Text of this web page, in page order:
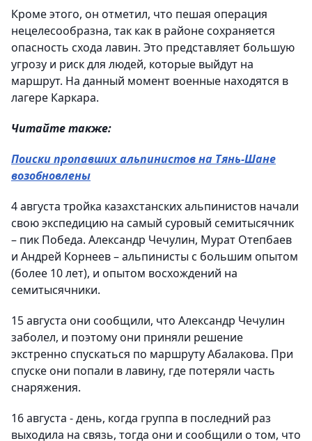
Кроме этого, он отметил, что пешая операция
нецелесообразна, так как в районе сохраняется
опасность схода лавин. Это представляет большую
угрозу и риск для людей, которые выйдут на
маршрут. На данный момент военные находятся в
лагере Каркара.
Читайте также:
Поиски пропавших альпинистов на Тянь-Шане
возобновлены
4 августа тройка казахстанских альпинистов начали
свою экспедицию на самый суровый семитысячник
– пик Победа. Александр Чечулин, Мурат Отепбаев
и Андрей Корнеев – альпинисты с большим опытом
(более 10 лет), и опытом восхождений на
семитысячники.
15 августа они сообщили, что Александр Чечулин
заболел, и поэтому они приняли решение
экстренно спускаться по маршруту Абалакова. При
спуске они попали в лавину, где потеряли часть
снаряжения.
16 августа - день, когда группа в последний раз
выходила на связь, тогда они и сообщили о том, что